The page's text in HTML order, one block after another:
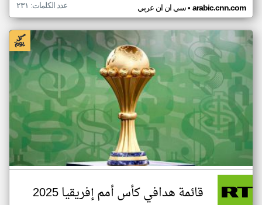
سي ان ان عربي• arabic.cnn.com عدد الكلمات: ٢٣١
قائمة هدافي كأس أمم إفريقيا 2025